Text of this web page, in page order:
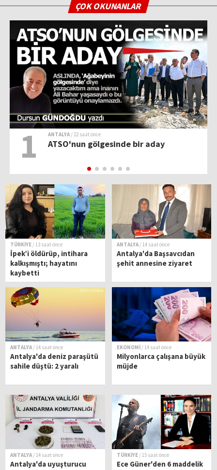
ÇOK OKUNANLAR
1 ANTALYA / 22 saat önce
ATSO'nun gölgesinde bir aday
TÜRKİYE / 13 saat önce
İpek’i öldürüp, intihara
kalkışmıştı; hayatını
kaybetti
ANTALYA / 14 saat önce
Antalya'da Başsavcıdan
şehit annesine ziyaret
ANTALYA / 14 saat önce
Antalya'da deniz paraşütü
sahile düştü: 2 yaralı
EKONOMİ / 14 saat önce
Milyonlarca çalışana büyük
müjde
ANTALYA / 14 saat önce
Antalya'da uyuşturucu
TÜRKİYE / 15 saat önce
Ece Güner'den 6 maddelik